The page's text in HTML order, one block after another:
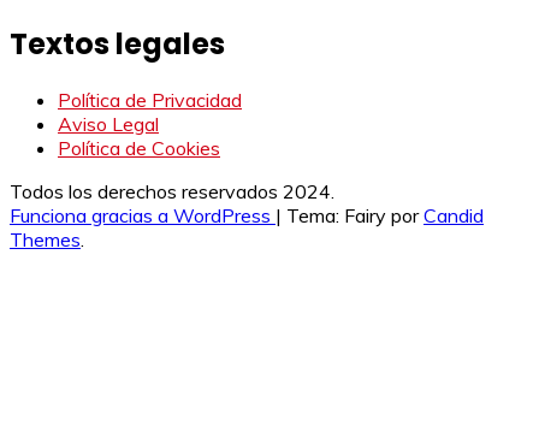
Textos legales
Política de Privacidad
Aviso Legal
Política de Cookies
Todos los derechos reservados 2024.
Funciona gracias a WordPress | Tema: Fairy porCandid
Themes.